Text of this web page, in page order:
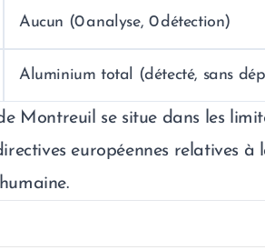
Aucun (0 analyse, 0 détection)
Aluminium total (détecté, sans
Montreuil se situe dans les
européennes relatives à